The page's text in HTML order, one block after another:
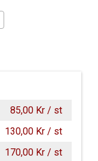
85,00 Kr / st
130,00 Kr / st
170,00 Kr / st